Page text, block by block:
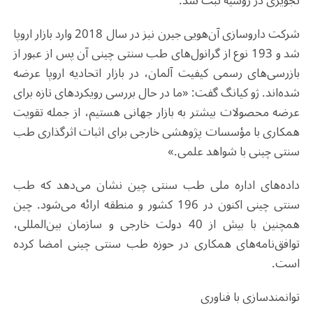
شرکت داروسازی آن‌هویی جیرن نیز در سال 2018 وارد بازار اروپا
شد و 193 نوع از گرانول‌های طب سنتی چینی آن پس از عبور از
بازرسی‌های رسمی کیفیت آلمان، در بازار اتحادیه اروپا عرضه
شده‌اند. ژو کیانگ گفت: «ما در حال بررسی رویکردهای تازه برای
عرضه محصولات بیشتر به بازار جهانی هستیم، از جمله تقویت
همکاری با مؤسسات پژوهشی خارجی برای اثبات اثرگذاری طب
سنتی چینی با شواهد علمی.»
داده‌های اداره ملی طب سنتی چین نشان می‌دهد که طب
سنتی چینی اکنون در 196 کشور و منطقه ارائه می‌شود. چین
همچنین با بیش از 40 دولت خارجی و سازمان بین‌المللی،
توافق‌نامه‌های همکاری در حوزه طب سنتی چینی امضا کرده
است.
توانمندسازی با فناوری